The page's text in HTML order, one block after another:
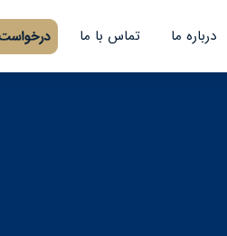
درباره ما تماس با ما